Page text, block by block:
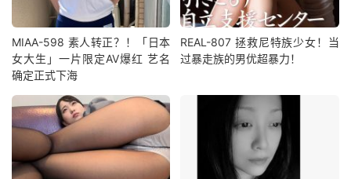
MIAA-598 素人转正？！「日本
女大生」一片限定AV爆红 艺名
确定正式下海
REAL-807 拯救尼特族少女！当
过暴走族的男优超暴力！